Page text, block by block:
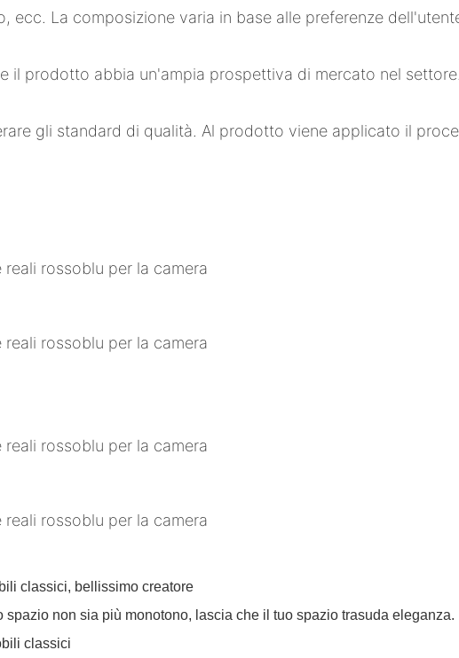
ecc. La composizione varia in base alle preferenze
il prodotto abbia un'ampia prospettiva di mercato nel
gli standard di qualità. Al prodotto viene applicato il
classici, bellissimo creatore
non sia più monotono, lascia che il tuo spazio trasuda eleganza.
classici